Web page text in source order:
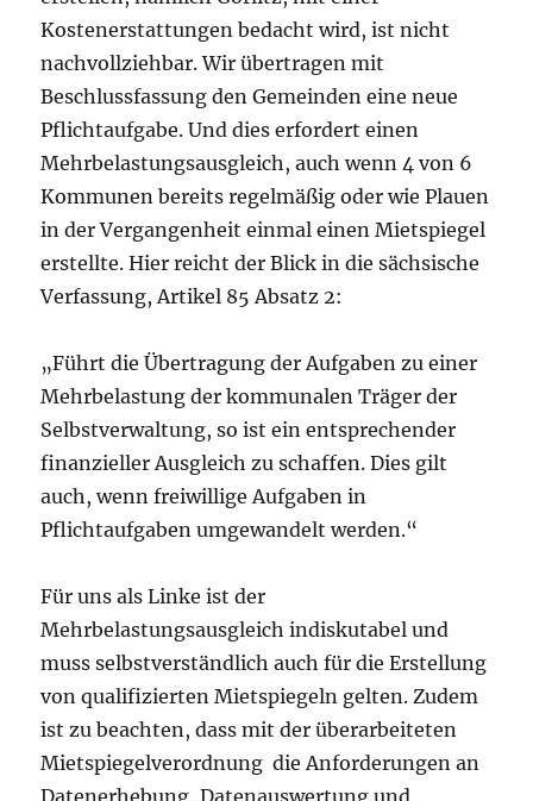
Kostenerstattungen bedacht wird, ist nicht
nachvollziehbar. Wir übertragen mit
Beschlussfassung den Gemeinden eine neue
Pflichtaufgabe. Und dies erfordert einen
Mehrbelastungsausgleich, auch wenn 4 von 6
Kommunen bereits regelmäßig oder wie Plauen
in der Vergangenheit einmal einen Mietspiegel
erstellte. Hier reicht der Blick in die sächsische
Verfassung, Artikel 85 Absatz 2:
„Führt die Übertragung der Aufgaben zu einer
Mehrbelastung der kommunalen Träger der
Selbstverwaltung, so ist ein entsprechender
finanzieller Ausgleich zu schaffen. Dies gilt
auch, wenn freiwillige Aufgaben in
Pflichtaufgaben umgewandelt werden.“
Für uns als Linke ist der
Mehrbelastungsausgleich indiskutabel und
muss selbstverständlich auch für die Erstellung
von qualifizierten Mietspiegeln gelten. Zudem
ist zu beachten, dass mit der überarbeiteten
Mietspiegelverordnung die Anforderungen an
Datenerhebung, Datenauswertung und